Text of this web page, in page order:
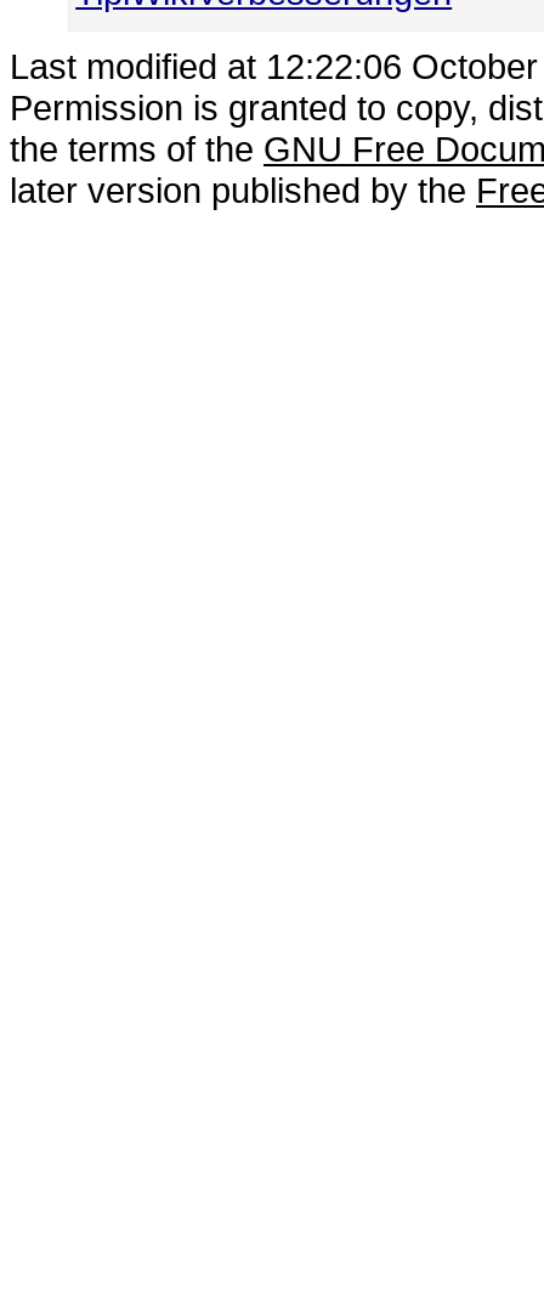
Last modified at 12:22:06
Permission is granted to copy,
the terms of the GNU Free
later version published by the